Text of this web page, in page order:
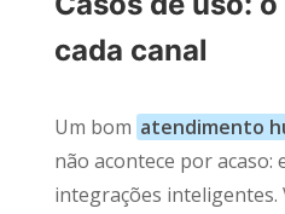
cada canal
Um bom atendimento
não acontece por acaso:
integrações inteligentes.